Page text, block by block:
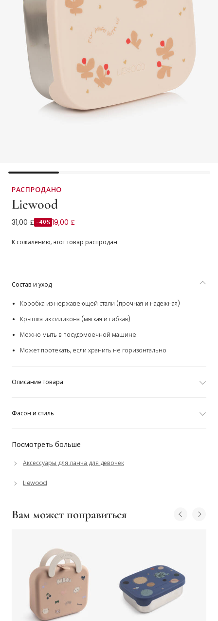
РАСПРОДАНО
Liewood
Girls Pink Butterfly Motifs Lunch Box (17cm)
31,00 £ -40% 19,00 £
К сожалению, этот товар распродан.
Посмотреть больше
Аксессуары для ланча для девочек
Liewood
Состав и уход
Коробка из нержавеющей стали (прочная и надежная)
Крышка из силикона (мягкая и гибкая)
Можно мыть в посудомоечной машине
Может протекать, если хранить не горизонтально
Описание товара
Фасон и стиль
Вам может понравиться